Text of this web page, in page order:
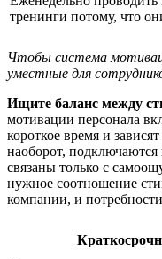
тренинги потому, что
Чтобы система
уместные для
Ищите баланс между
мотивации персонала
короткое время и
наоборот,
связаны только с
нужное соотношение
компании, и